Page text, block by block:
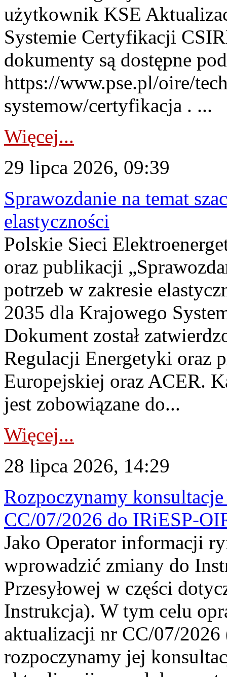
użytkownik KSE
Systemie Certyfikacji
dokumenty są dostępne
https://www.pse.pl/oire/
systemow/certyfikacja . ...
Więcej...
29 lipca 2026, 09:39
Sprawozdanie na temat
elastyczności
Polskie Sieci
oraz publikacji
potrzeb w zakresie
2035 dla Krajowego
Dokument został
Regulacji Energetyki oraz
Europejskiej oraz ACER.
jest zobowiązane do...
Więcej...
28 lipca 2026, 14:29
Rozpoczynamy
CC/07/2026 do IRiESP-
Jako Operator informacji
wprowadzić zmiany do
Przesyłowej w części
Instrukcja). W tym celu
aktualizacji nr CC/07/
rozpoczynamy jej